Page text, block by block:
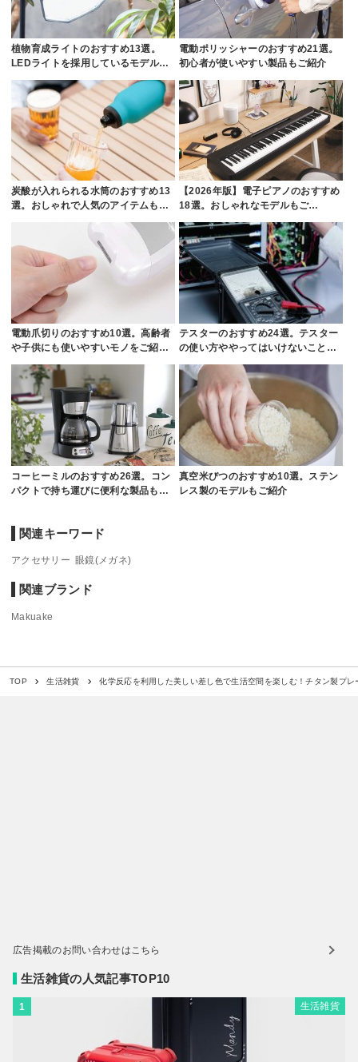
植物育成ライトのおすすめ13選。
LEDライトを採用しているモデル…
電動ポリッシャーのおすすめ21選。
初心者が使いやすい製品もご紹介
炭酸が入れられる水筒のおすすめ13
選。おしゃれで人気のアイテムも…
【2026年版】電子ピアノのおすすめ
18選。おしゃれなモデルもご…
電動爪切りのおすすめ10選。高齢者
や子供にも使いやすいモノをご紹…
テスターのおすすめ24選。テスター
の使い方ややってはいけないこと…
コーヒーミルのおすすめ26選。コン
パクトで持ち運びに便利な製品も…
真空米びつのおすすめ10選。ステン
レス製のモデルもご紹介
関連キーワード
アクセサリー 眼鏡(メガネ)
関連ブランド
Makuake
TOP 生活雑貨 化学反応を利用した美しい差し色で生活空間を楽しむ！チタン製プ
広告掲載のお問い合わせはこちら
生活雑貨の人気記事TOP10
1 生活雑貨